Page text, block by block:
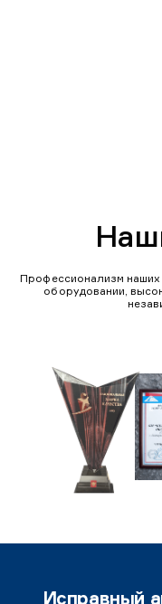
Профессионализм
оборудовании,
Исправный